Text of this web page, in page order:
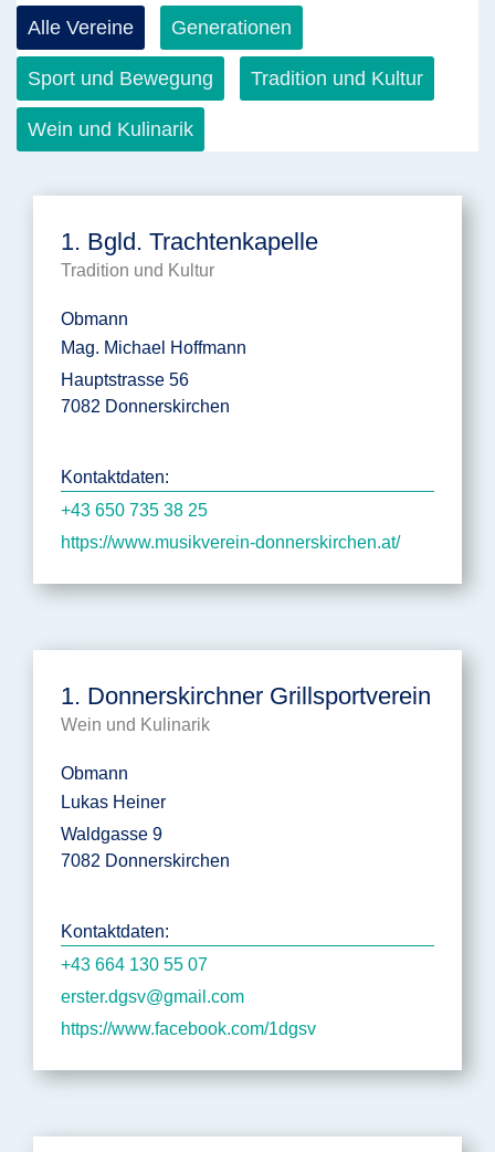
Alle Vereine Generationen
Sport und Bewegung Tradition und Kultur
Wein und Kulinarik
1. Bgld. Trachtenkapelle
Tradition und Kultur
Obmann
Mag. Michael Hoffmann
Hauptstrasse 56
7082 Donnerskirchen
Kontaktdaten:
+43 650 735 38 25
https://www.musikverein-donnerskirchen.at/
1. Donnerskirchner Grillsportverein
Wein und Kulinarik
Obmann
Lukas Heiner
Waldgasse 9
7082 Donnerskirchen
Kontaktdaten:
+43 664 130 55 07
erster.dgsv@gmail.com
https://www.facebook.com/1dgsv